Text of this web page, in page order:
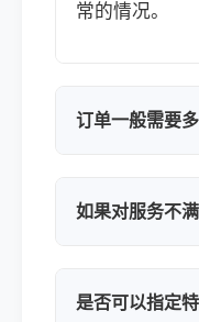
常的情况。
订单一般需要
如果对服务不
是否可以指定